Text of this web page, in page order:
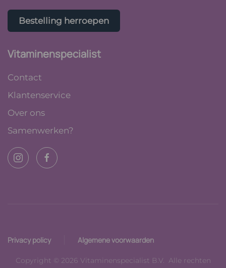
Bestelling herroepen
Vitaminenspecialist
Contact
Klantenservice
Over ons
Samenwerken?
Privacy policy Algemene voorwaarden
Copyright © 2026 Vitaminenspecialist B.V. Alle rechten